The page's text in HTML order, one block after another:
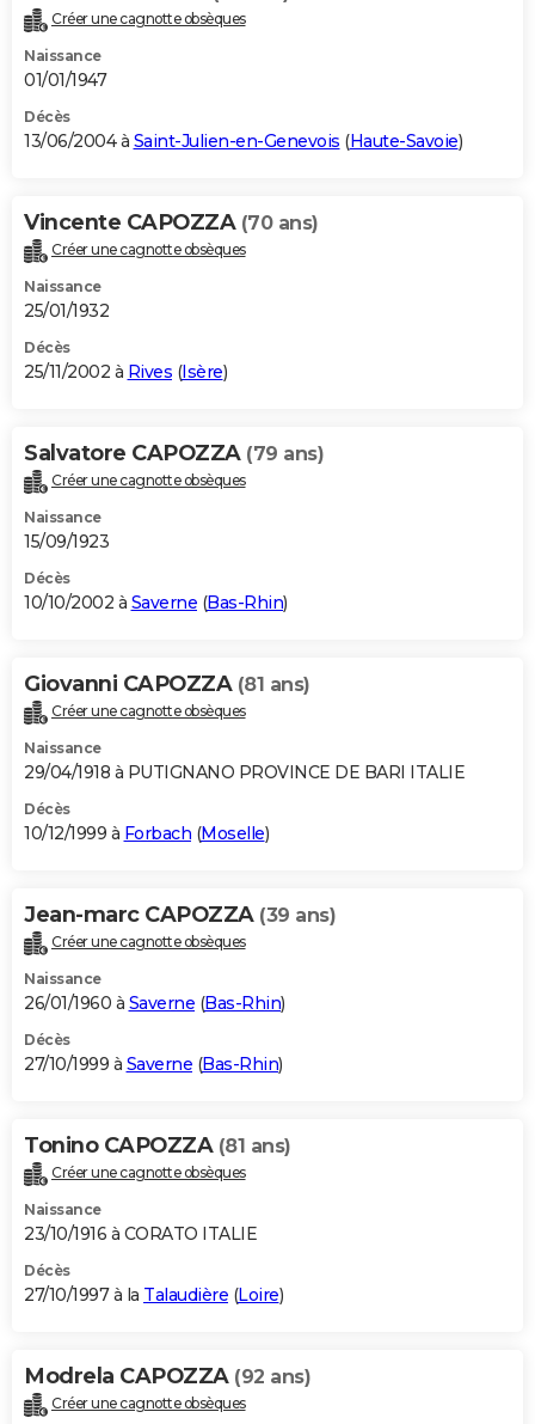
Créer une cagnotte obsèques
Naissance
01/01/1947
Décès
13/06/2004 à Saint-Julien-en-Genevois (Haute-Savoie)
Vincente CAPOZZA (70 ans)
Créer une cagnotte obsèques
Naissance
25/01/1932
Décès
25/11/2002 à Rives (Isère)
Salvatore CAPOZZA (79 ans)
Créer une cagnotte obsèques
Naissance
15/09/1923
Décès
10/10/2002 à Saverne (Bas-Rhin)
Giovanni CAPOZZA (81 ans)
Créer une cagnotte obsèques
Naissance
29/04/1918 à PUTIGNANO PROVINCE DE BARI ITALIE
Décès
10/12/1999 à Forbach (Moselle)
Jean-marc CAPOZZA (39 ans)
Créer une cagnotte obsèques
Naissance
26/01/1960 à Saverne (Bas-Rhin)
Décès
27/10/1999 à Saverne (Bas-Rhin)
Tonino CAPOZZA (81 ans)
Créer une cagnotte obsèques
Naissance
23/10/1916 à CORATO ITALIE
Décès
27/10/1997 à la Talaudière (Loire)
Modrela CAPOZZA (92 ans)
Créer une cagnotte obsèques